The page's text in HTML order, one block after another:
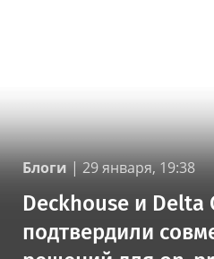
Блоги | 29 января, 19:38
Deckhouse и Delta
подтвердили